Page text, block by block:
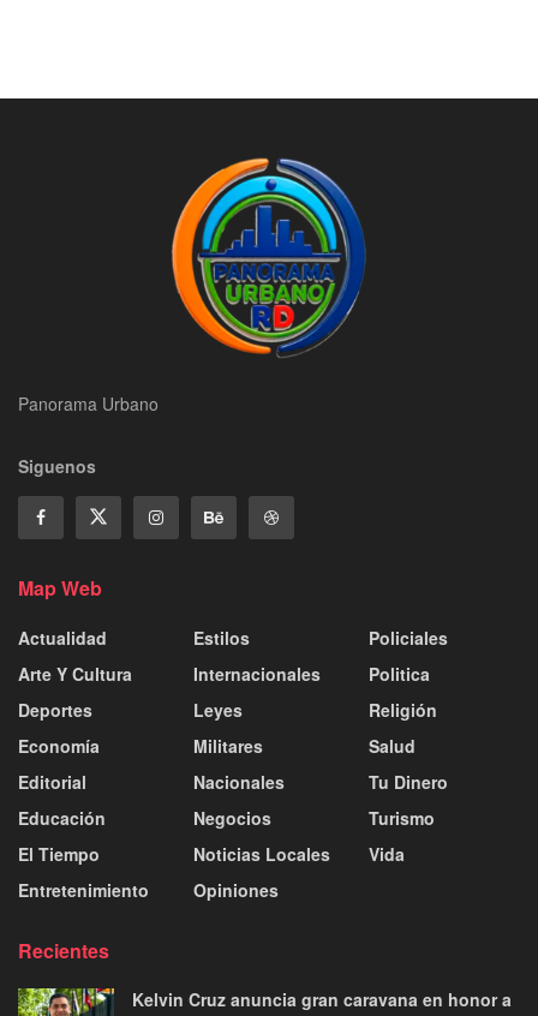
Panorama Urbano
Siguenos
Map Web
Actualidad
Arte Y Cultura
Deportes
Economía
Editorial
Educación
El Tiempo
Entretenimiento
Estilos
Internacionales
Leyes
Militares
Nacionales
Negocios
Noticias Locales
Opiniones
Policiales
Politica
Religión
Salud
Tu Dinero
Turismo
Vida
Recientes
Kelvin Cruz anuncia gran caravana en honor a